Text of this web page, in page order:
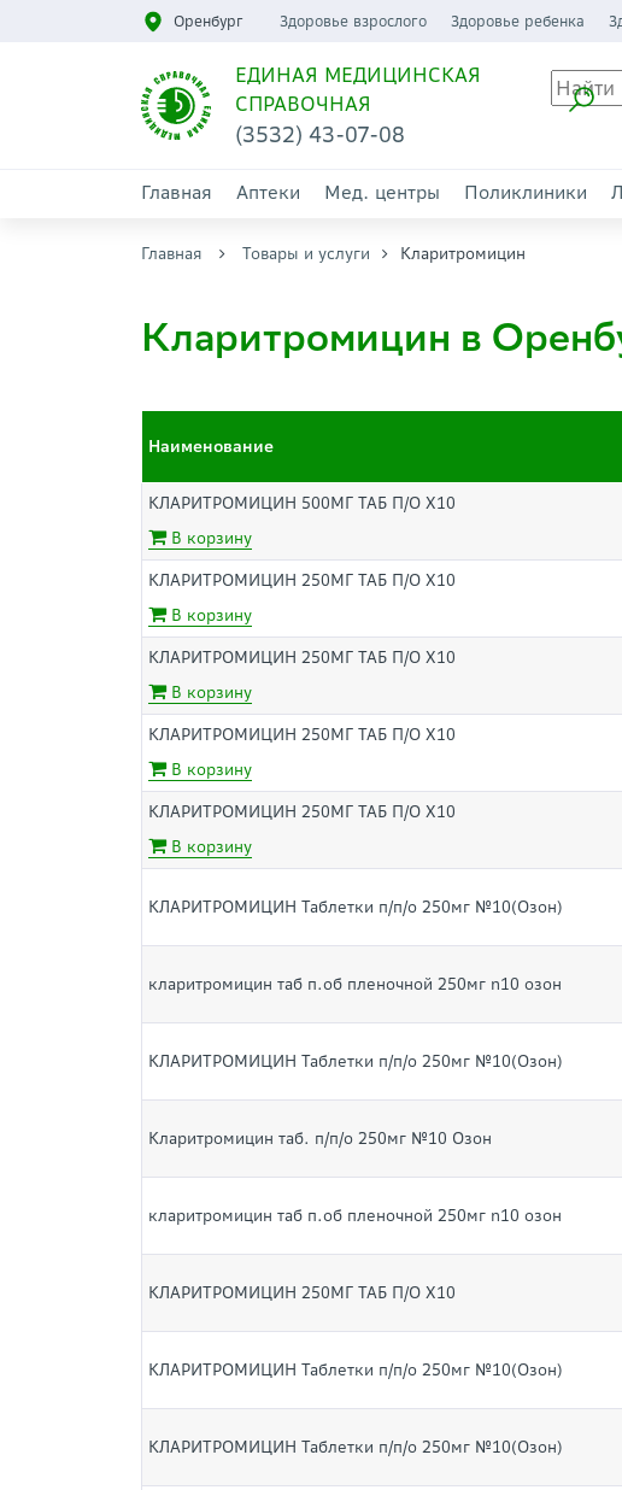
Оренбург Здоровье взрослого Здоровье ребенка
ЕДИНАЯ МЕДИЦИНСКАЯ
СПРАВОЧНАЯ
(3532) 43-07-08
Главная Аптеки Мед. центры Поликлиники
Главная Товары и услуги Кларитромицин
Кларитромицин в
Наименование
КЛАРИТРОМИЦИН 500МГ ТАБ П/О Х10
В корзину
КЛАРИТРОМИЦИН 250МГ ТАБ П/О Х10
В корзину
КЛАРИТРОМИЦИН 250МГ ТАБ П/О Х10
В корзину
КЛАРИТРОМИЦИН 250МГ ТАБ П/О Х10
В корзину
КЛАРИТРОМИЦИН 250МГ ТАБ П/О Х10
В корзину
КЛАРИТРОМИЦИН Таблетки п/п/о 250мг №10(Озон)
кларитромицин таб п.об пленочной 250мг n10 озон
КЛАРИТРОМИЦИН Таблетки п/п/о 250мг №10(Озон)
Кларитромицин таб. п/п/о 250мг №10 Озон
кларитромицин таб п.об пленочной 250мг n10 озон
КЛАРИТРОМИЦИН 250МГ ТАБ П/О Х10
КЛАРИТРОМИЦИН Таблетки п/п/о 250мг №10(Озон)
КЛАРИТРОМИЦИН Таблетки п/п/о 250мг №10(Озон)